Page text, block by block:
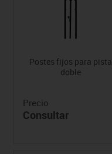
Postes fijos para pista
doble
Precio
Consultar